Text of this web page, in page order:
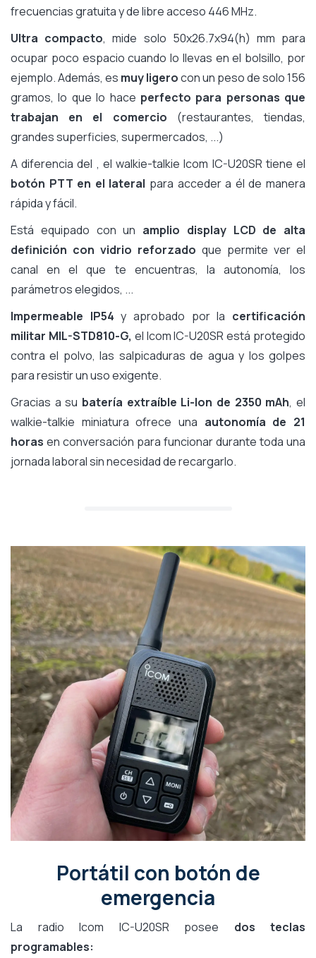
frecuencias gratuita y de libre acceso 446 MHz.
Ultra compacto, mide solo 50x26.7x94(h) mm para
ocupar poco espacio cuando lo llevas en el bolsillo, por
ejemplo. Además, es muy ligerocon un peso de solo 156
gramos, lo que lo hace perfecto para personas que
trabajan en el comercio (restaurantes, tiendas,
grandes superficies, supermercados, ...)
A diferencia del , el walkie-talkie Icom IC-U20SR tiene el
botón PTT en el lateral para acceder a él de manera
rápida y fácil.
Está equipado con un amplio display LCD de alta
definición con vidrio reforzado que permite ver el
canal en el que te encuentras, la autonomía, los
parámetros elegidos, ...
Impermeable IP54 y aprobado por la certificación
militar MIL-STD810-G, el Icom IC-U20SR está protegido
contra el polvo, las salpicaduras de agua y los golpes
para resistir un uso exigente.
Gracias a su batería extraíble Li-Ion de 2350 mAh, el
walkie-talkie miniatura ofrece una autonomía de 21
horas en conversación para funcionar durante toda una
jornada laboral sin necesidad de recargarlo.
Portátil con botón de
emergencia
La radio Icom IC-U20SR posee dos teclas
programables: